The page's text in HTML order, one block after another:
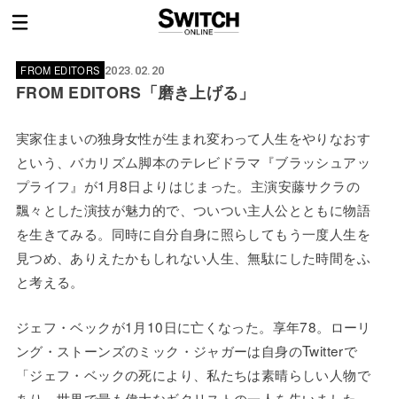
FROM EDITORS 2023.02.20
FROM EDITORS「磨き上げる」
実家住まいの独身女性が生まれ変わって人生をやりなおす
という、バカリズム脚本のテレビドラマ『ブラッシュアッ
プライフ』が1月8日よりはじまった。主演安藤サクラの
飄々とした演技が魅力的で、ついつい主人公とともに物語
を生きてみる。同時に自分自身に照らしてもう一度人生を
見つめ、ありえたかもしれない人生、無駄にした時間をふ
と考える。
ジェフ・ベックが1月10日に亡くなった。享年78。ローリ
ング・ストーンズのミック・ジャガーは自身のTwitterで
「ジェフ・ベックの死により、私たちは素晴らしい人物で